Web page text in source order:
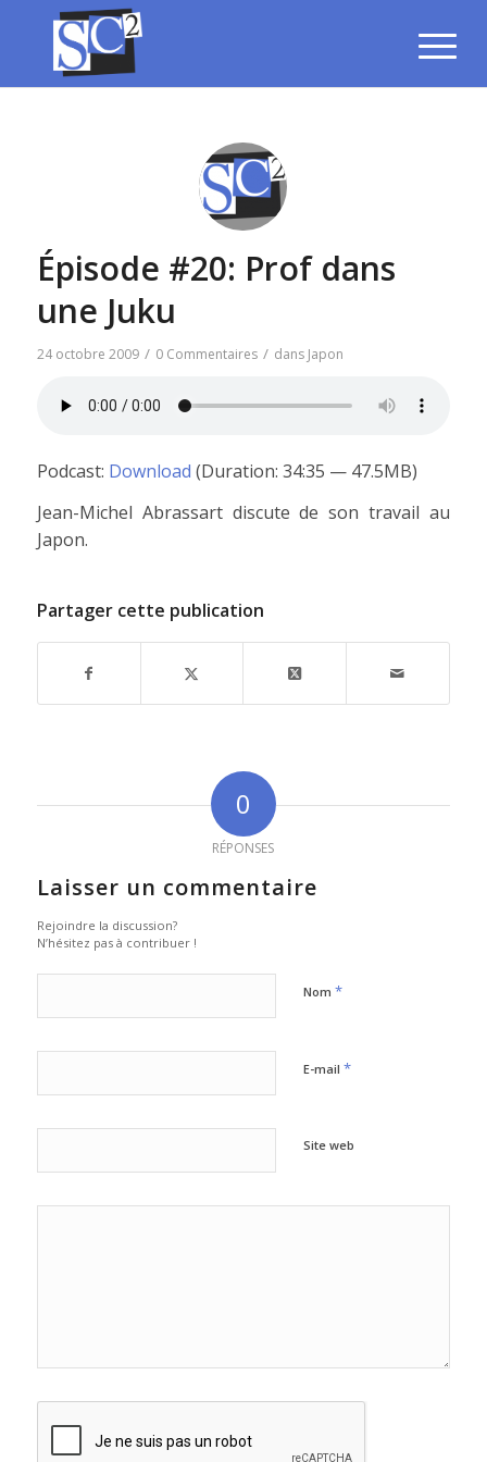
Épisode #20: Prof dans
une Juku
24 octobre 2009 / 0 Commentaires / dans Japon
Podcast: Download (Duration: 34:35 — 47.5MB)
Jean-Michel Abrassart discute de son travail au
Japon.
Partager cette publication
0
RÉPONSES
Laisser un commentaire
Rejoindre la discussion?
N’hésitez pas à contribuer !
Nom *
E-mail *
Site web